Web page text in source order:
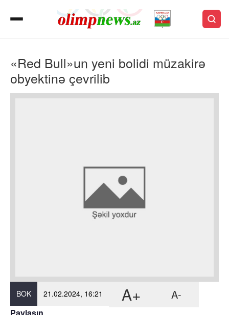
«Red Bull»un yeni bolidi müzakirə
obyektinə çevrilib
BOK 21.02.2024, 16:21 A+ A-
Paylaşın